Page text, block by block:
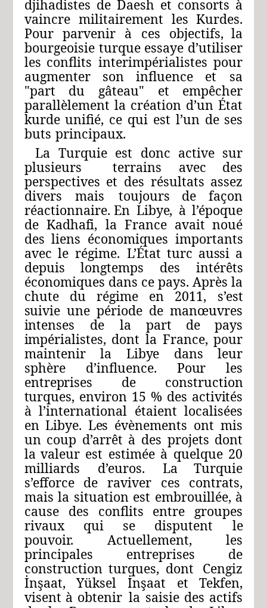
djihadistes de Daesh et consorts à
vaincre militairement les Kurdes.
Pour parvenir à ces objectifs, la
bourgeoisie turque essaye d’utiliser
les conflits interimpérialistes pour
augmenter
son influence et
sa
"part
du gâteau" et
empêcher
parallèlement la création d’un État
kurde unifié, ce qui est l’un de ses
buts principaux.
La Turquie est donc active sur
plusieurs
terrains avec
des
perspectives et des résultats assez
divers
mais toujours
de façon
réactionnaire. En Libye, à l’époque
de Kadhafi, la France avait noué
des liens économiques importants
avec le régime. L’État turc aussi a
depuis
longtemps des intérêts
économiques dans ce pays. Après la
chute
du régime en 2011,
s’est
suivie une période de manœuvres
intenses
de la part de
pays
impérialistes, dont la France, pour
maintenir la Libye dans
leur
sphère d’influence. Pour les
entreprises de
construction
turques, environ 15 % des activités
à l’international étaient localisées
en Libye. Les évènements ont mis
un coup d’arrêt à des projets dont
la valeur est estimée à quelque 20
milliards
d’euros. LaTurquie
s’efforce de raviver ces contrats,
mais la situation est embrouillée, à
cause
des conflits entre groupes
rivaux
qui se disputent
le
pouvoir.
Actuellement,
les
principales entreprises de
construction turques, dont Cengiz
İnşaat,
Yüksel İnşaat et
Tekfen,
visent à obtenir la saisie des actifs